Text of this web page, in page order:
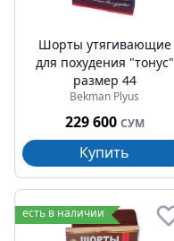
Шорты утягивающие
для похудения "тонус"
размер 44
Bekman Plyus
229 600 СУМ
Купить
есть в наличии